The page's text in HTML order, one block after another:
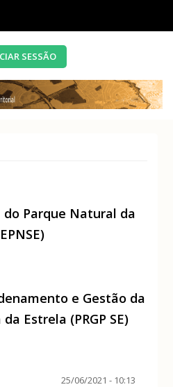
SESSÃO
do Parque Natural da
e Gestão da
Estrela (PRGP SE)
25/06/2021 - 10:13